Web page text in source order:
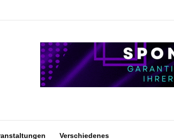
Verschiedenes